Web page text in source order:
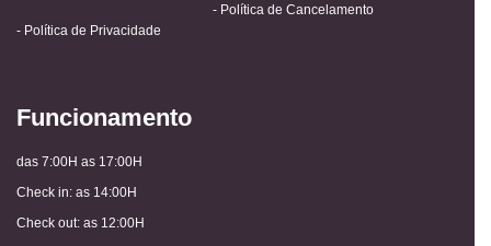
- Política de Privacidade
- Política de Cancelamento
Funcionamento
das 7:00H as 17:00H
Check in: as 14:00H
Check out: as 12:00H